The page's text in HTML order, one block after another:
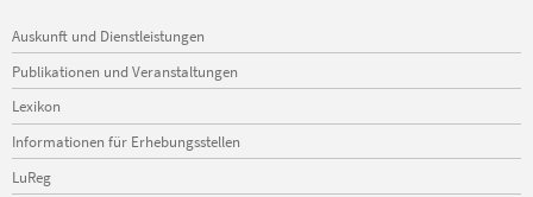
Navigation
überspringen
Auskunft und Dienstleistungen
Publikationen und Veranstaltungen
Lexikon
Informationen für Erhebungsstellen
LuReg